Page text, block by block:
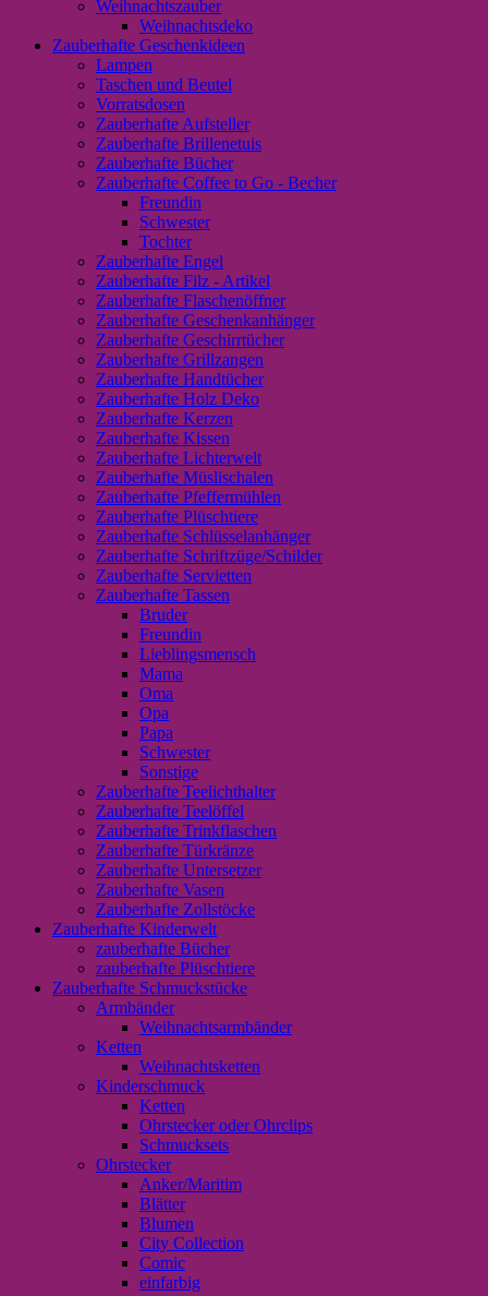
Weihnachtszauber
Weihnachtsdeko
Zauberhafte Geschenkideen
Lampen
Taschen und Beutel
Vorratsdosen
Zauberhafte Aufsteller
Zauberhafte Brillenetuis
Zauberhafte Bücher
Zauberhafte Coffee to Go - Becher
Freundin
Schwester
Tochter
Zauberhafte Engel
Zauberhafte Filz - Artikel
Zauberhafte Flaschenöffner
Zauberhafte Geschenkanhänger
Zauberhafte Geschirrtücher
Zauberhafte Grillzangen
Zauberhafte Handtücher
Zauberhafte Holz Deko
Zauberhafte Kerzen
Zauberhafte Kissen
Zauberhafte Lichterwelt
Zauberhafte Müslischalen
Zauberhafte Pfeffermühlen
Zauberhafte Plüschtiere
Zauberhafte Schlüsselanhänger
Zauberhafte Schriftzüge/Schilder
Zauberhafte Servietten
Zauberhafte Tassen
Bruder
Freundin
Lieblingsmensch
Mama
Oma
Opa
Papa
Schwester
Sonstige
Zauberhafte Teelichthalter
Zauberhafte Teelöffel
Zauberhafte Trinkflaschen
Zauberhafte Türkränze
Zauberhafte Untersetzer
Zauberhafte Vasen
Zauberhafte Zollstöcke
Zauberhafte Kinderwelt
zauberhafte Bücher
zauberhafte Plüschtiere
Zauberhafte Schmuckstücke
Armbänder
Weihnachtsarmbänder
Ketten
Weihnachtsketten
Kinderschmuck
Ketten
Ohrstecker oder Ohrclips
Schmucksets
Ohrstecker
Anker/Maritim
Blätter
Blumen
City Collection
Comic
einfarbig